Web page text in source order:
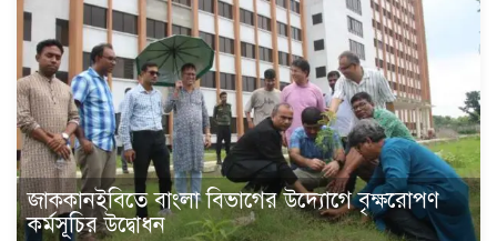
জাককানইবিতে বাংলা বিভাগের উদ্যোগে বৃক্ষরোপণ
কর্মসূচির উদ্বোধন